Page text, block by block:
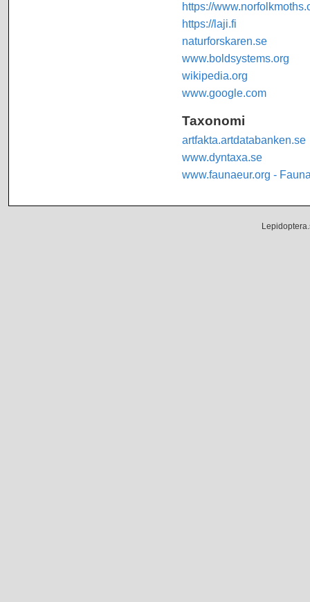
https://
https://laji.fi
naturforskaren.se
www.boldsystems.org
wikipedia.org
www.google.com
Taxonomi
artfakta.artdatabanken.se
www.dyntaxa.se
www.faunaeur.org -